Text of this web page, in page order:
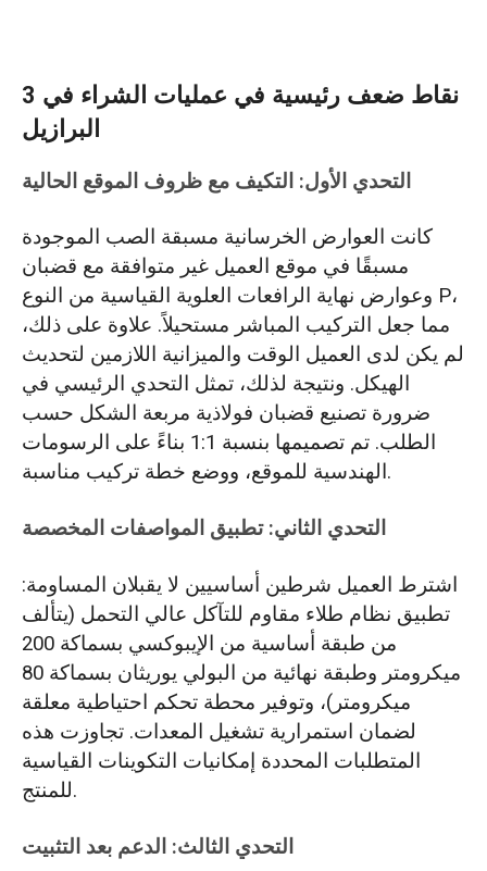
3 نقاط ضعف رئيسية في عمليات الشراء في
البرازيل
التحدي الأول: التكيف مع ظروف الموقع الحالية
كانت العوارض الخرسانية مسبقة الصب الموجودة
مسبقًا في موقع العميل غير متوافقة مع قضبان
وعوارض نهاية الرافعات العلوية القياسية من النوع P،
مما جعل التركيب المباشر مستحيلاً. علاوة على ذلك،
لم يكن لدى العميل الوقت والميزانية اللازمين لتحديث
الهيكل. ونتيجة لذلك، تمثل التحدي الرئيسي في
ضرورة تصنيع قضبان فولاذية مربعة الشكل حسب
الطلب. تم تصميمها بنسبة 1:1 بناءً على الرسومات
الهندسية للموقع، ووضع خطة تركيب مناسبة.
التحدي الثاني: تطبيق المواصفات المخصصة
اشترط العميل شرطين أساسيين لا يقبلان المساومة:
تطبيق نظام طلاء مقاوم للتآكل عالي التحمل (يتألف
من طبقة أساسية من الإيبوكسي بسماكة 200
ميكرومتر وطبقة نهائية من البولي يوريثان بسماكة 80
ميكرومتر)، وتوفير محطة تحكم احتياطية معلقة
لضمان استمرارية تشغيل المعدات. تجاوزت هذه
المتطلبات المحددة إمكانيات التكوينات القياسية
للمنتج.
التحدي الثالث: الدعم بعد التثبيت